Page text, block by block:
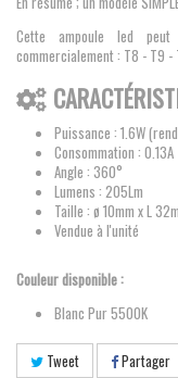
Cette ampoule led peut
commercialement : T8 - T9 -
Puissance : 1.6W
Consommation : 0.13A
Angle : 360°
Lumens : 205Lm
Taille : ø 10mm x L
Vendue à l'unité
Couleur disponible :
Blanc Pur 5500K
Tweet Partager